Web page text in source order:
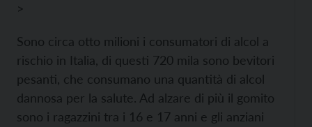
>
Sono circa otto milioni i consumatori di alcol a
rischio in Italia, di questi 720 mila sono bevitori
pesanti, che consumano una quantità di alcol
dannosa per la salute. Ad alzare di più il gomito
sono i ragazzini tra i 16 e 17 anni e gli anziani